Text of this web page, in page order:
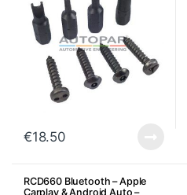
€18.50
RCD660 Bluetooth – Apple
Carplay & Android Auto –